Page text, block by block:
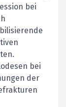
bei
bei
der